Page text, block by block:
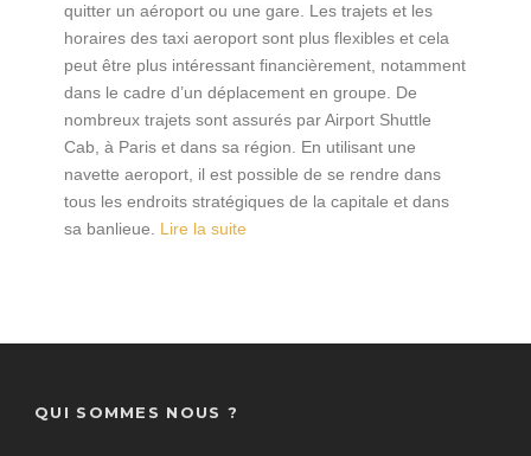
quitter un aéroport ou une gare. Les trajets et les
horaires des taxi aeroport sont plus flexibles et cela
peut être plus intéressant financièrement, notamment
dans le cadre d’un déplacement en groupe. De
nombreux trajets sont assurés par Airport Shuttle
Cab, à Paris et dans sa région. En utilisant une
navette aeroport, il est possible de se rendre dans
tous les endroits stratégiques de la capitale et dans
sa banlieue. Lire la suite
QUI SOMMES NOUS ?